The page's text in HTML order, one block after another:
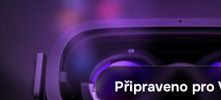
Připraveno pro